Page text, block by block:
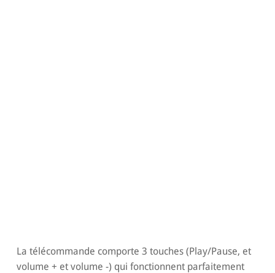
La télécommande comporte 3 touches (Play/Pause, et
volume + et volume -) qui fonctionnent parfaitement